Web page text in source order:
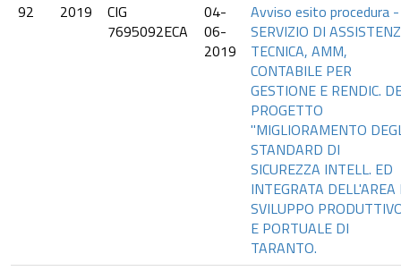
92
2019
CIG
7695092ECA
04-
06-
2019
Avviso esito procedura -
SERVIZIO DI
TECNICA, AMM,
CONTABILE PER
GESTIONE E RENDIC.
PROGETTO
"MIGLIORAMENTO
STANDARD DI
SICUREZZA INTELL. ED
INTEGRATA DELL'AREA
SVILUPPO
E PORTUALE DI
TARANTO.